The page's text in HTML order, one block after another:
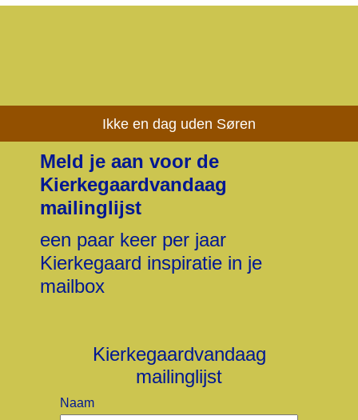
Ikke en dag uden Søren
Meld je aan voor de
Kierkegaardvandaag
mailinglijst
een paar keer per jaar
Kierkegaard inspiratie in je
mailbox
Kierkegaardvandaag
mailinglijst
Naam